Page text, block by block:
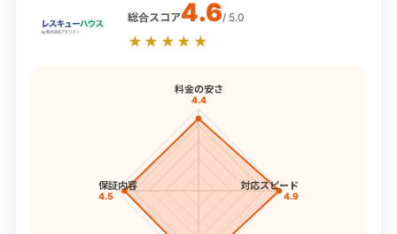
総合スコア4.6/ 5.0
★★★★★
料金の安さ
4.4
対応スピード
4.9
保証内容
4.5